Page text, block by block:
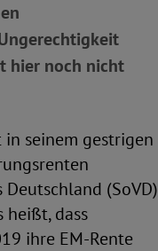
hier noch nicht
in seinem gestrigen
(SoVD)
heißt, dass
ihre EM-Rente